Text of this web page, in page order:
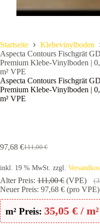
Startseite Klebevinylboden
Aspecta Contours Fischgrät
Premium Klebe-Vinylboden |
m² VPE
Aspecta Contours Fischgrät
Premium Klebe-Vinylboden |
m² VPE
111,00€
Ursprünglicher
war:
111,00 €
97,68 €Aktueller
ist:
97,68 €.
inkl. 19 % MwSt. zzgl.
Alter Preis: 111,00€ (VPE) (
Neuer Preis: 97,68 € (pro VPE)
m² Preis: 35,05 € / m²